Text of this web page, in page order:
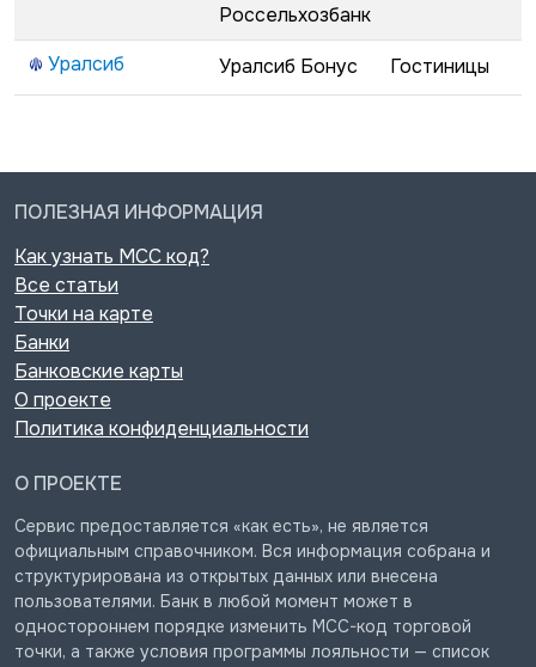
Россельхозбанк
Уралсиб Уралсиб Бонус Гостиницы
ПОЛЕЗНАЯ ИНФОРМАЦИЯ
Как узнать MCC код?
Все статьи
Точки на карте
Банки
Банковские карты
О проекте
Политика конфиденциальности
О ПРОЕКТЕ
Сервис предоставляется «как есть», не является
официальным справочником. Вся информация собрана и
структурирована из открытых данных или внесена
пользователями. Банк в любой момент может в
одностороннем порядке изменить MCC-код торговой
точки, а также условия программы лояльности — список